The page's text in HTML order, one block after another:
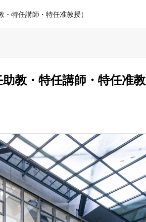
特任講師・特任准教授）
教・特任講師・特任准教